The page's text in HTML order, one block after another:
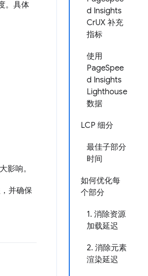
d Insights
CrUX 补充
指标
使用
PageSpee
d Insights
Lighthouse
数据
LCP 细分
最佳子部分
时间
如何优化每
个部分
1. 消除资源
加载延迟
2. 消除元素
渲染延迟
。具体
影响。
并确保